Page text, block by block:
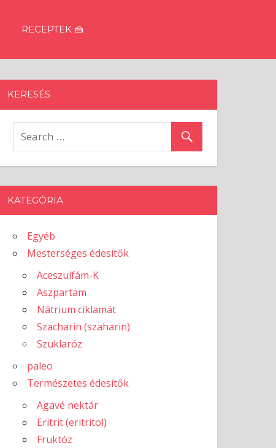
RECEPTEK 🍰
KERESÉS
KATEGÓRIA
Egyéb
Mesterséges édesítők
Aceszulfám-K
Aszpartam
Nátrium ciklamát
Szacharin (szaharin)
Szuklaróz
paleo
Természetes édesítők
Agavé nektár
Eritrit (eritritol)
Fruktóz